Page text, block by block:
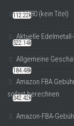
#20780 (kein Titel)
Aktuelle
Allgemeine
Amazon FBA
sofort berechnen
Amazon-FBA-
112.22k
522.14k
184.48k
342.42k